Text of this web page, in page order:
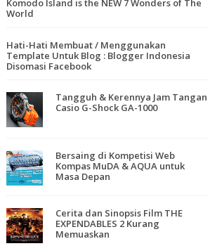
Komodo Island is the NEW 7 Wonders of The
World
Hati-Hati Membuat / Menggunakan
Template Untuk Blog : Blogger Indonesia
Disomasi Facebook
Tangguh & Kerennya Jam Tangan
Casio G-Shock GA-1000
Bersaing di Kompetisi Web
Kompas MuDA & AQUA untuk
Masa Depan
Cerita dan Sinopsis Film THE
EXPENDABLES 2 Kurang
Memuaskan